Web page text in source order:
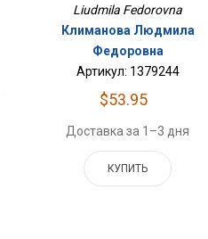
Liudmila Fedorovna
Климанова Людмила
Федоровна
Артикул: 1379244
$53.95
Доставка за 1–3 дня
КУПИТЬ